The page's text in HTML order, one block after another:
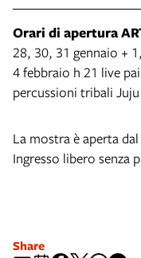
Orari di apertura
28, 30, 31 gennaio +
4 febbraio h 21 live
percussioni tribali
La mostra è aperta
Ingresso libero senza
Share